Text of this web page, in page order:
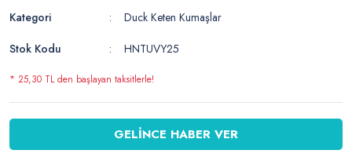
Kategori
Duck Keten Kumaşlar
Stok Kodu
HNTUVY25
* 25,30 TL den başlayan taksitlerle!
GELİNCE HABER VER